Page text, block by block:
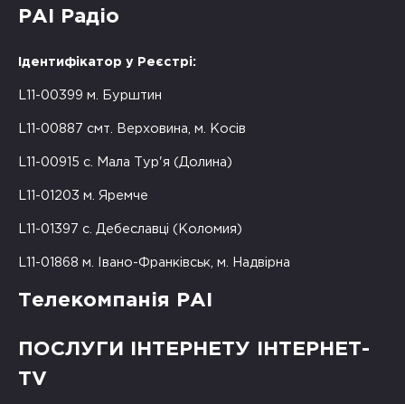
РАІ Радіо
Ідентифікатор у Реєстрі:
L11-00399 м. Бурштин
L11-00887 смт. Верховина, м. Косів
L11-00915 с. Мала Тур'я (Долина)
L11-01203 м. Яремче
L11-01397 с. Дебеславці (Коломия)
L11-01868 м. Івано-Франківськ, м. Надвірна
Телекомпанія РАІ
ПОСЛУГИ ІНТЕРНЕТУ ІНТЕРНЕТ-
TV